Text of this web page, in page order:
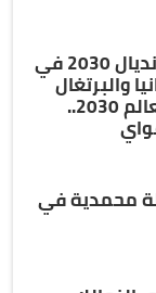
لأول مرة في التاريخ|.. مونديال 2030 في
والبرتغال
يظفرن باستضافة كأس العالم 2030..
محمدية في